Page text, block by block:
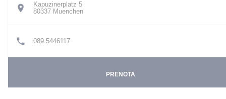
Kapuzinerplatz 5
80337 Muenchen((apre una nuova finestra))
089 5446117
PRENOTA